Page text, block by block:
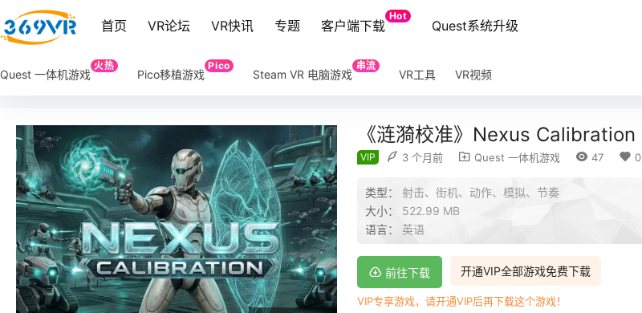
首页 VR论坛 VR快讯 专题 客户端下载
Hot
Quest系统升级
Quest 一体机游戏
火热
Pico移植游戏
Pico
Steam VR 电脑游戏
串流
VR工具 VR视频
《涟漪校准》Nexus Calibration
VIP 3 个月前 Quest 一体机游戏 47 0
类型： 射击、街机、动作、模拟、节奏
大小： 522.99 MB
语言： 英语
开通VIP全部游戏免费下载
前往下载
VIP专享游戏，请开通VIP后再下载这个游戏！